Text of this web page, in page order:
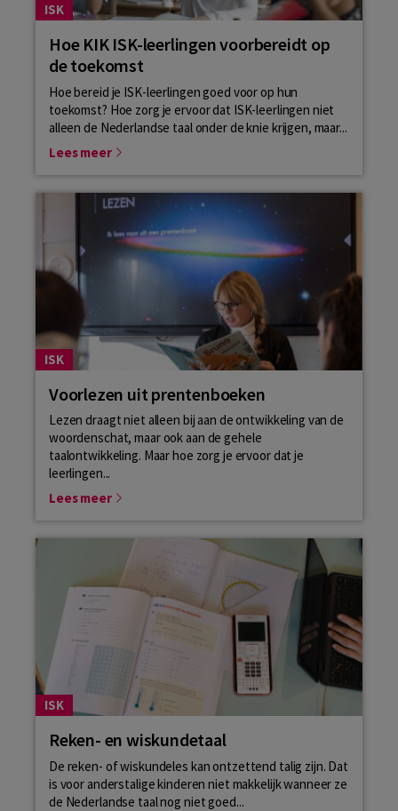
ISK
Hoe KIK ISK-leerlingen voorbereidt op
de toekomst
Hoe bereid je ISK-leerlingen goed voor op hun
toekomst? Hoe zorg je ervoor dat ISK-leerlingen niet
alleen de Nederlandse taal onder de knie krijgen, maar...
Lees meer
ISK
Voorlezen uit prentenboeken
Lezen draagt niet alleen bij aan de ontwikkeling van de
woordenschat, maar ook aan de gehele
taalontwikkeling. Maar hoe zorg je ervoor dat je
leerlingen...
Lees meer
ISK
Reken- en wiskundetaal
De reken- of wiskundeles kan ontzettend talig zijn. Dat
is voor anderstalige kinderen niet makkelijk wanneer ze
de Nederlandse taal nog niet goed...